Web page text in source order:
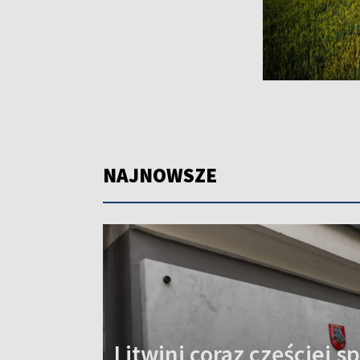
NAJNOWSZE
Litwini coraz częściej